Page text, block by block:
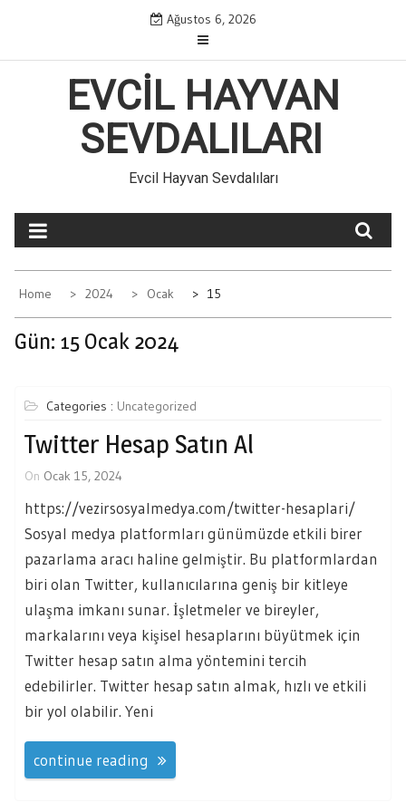
Ağustos 6, 2026
EVCIL HAYVAN
SEVDALILARI
Evcil Hayvan Sevdalıları
Home 2024 Ocak 15
Gün: 15 Ocak 2024
Categories : Uncategorized
Twitter Hesap Satın Al
On Ocak 15, 2024
https://vezirsosyalmedya.com/twitter-hesaplari/
Sosyal medya platformları günümüzde etkili birer
pazarlama aracı haline gelmiştir. Bu platformlardan
biri olan Twitter, kullanıcılarına geniş bir kitleye
ulaşma imkanı sunar. İşletmeler ve bireyler,
markalarını veya kişisel hesaplarını büyütmek için
Twitter hesap satın alma yöntemini tercih
edebilirler. Twitter hesap satın almak, hızlı ve etkili
bir yol olabilir. Yeni
continue reading